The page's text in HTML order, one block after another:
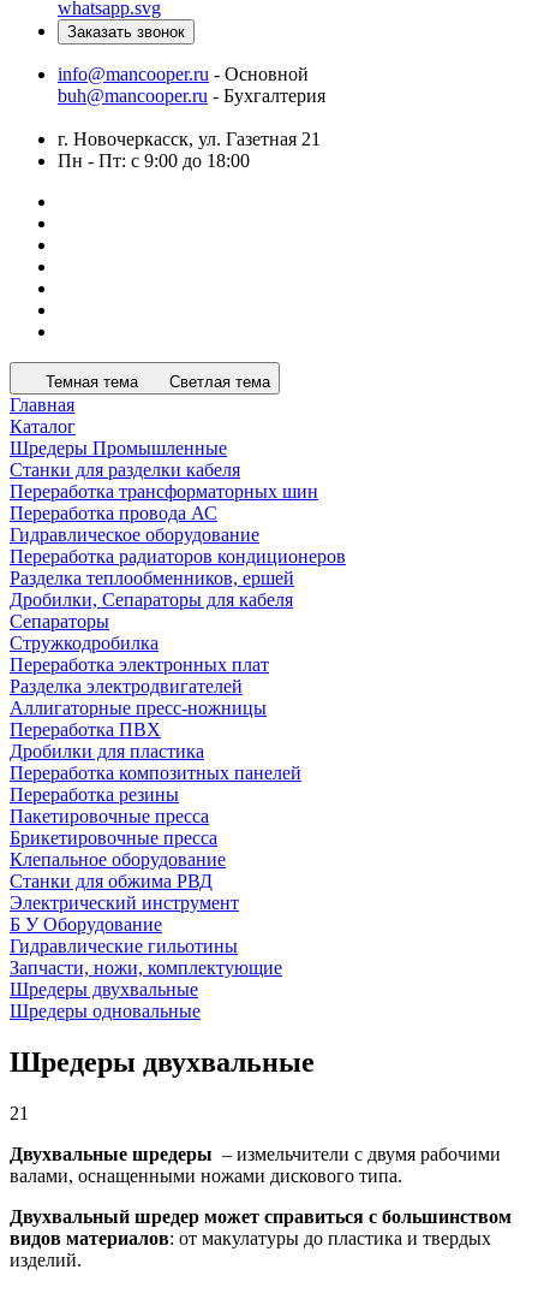
Заказать звонок
info@mancooper.ru - Основной
buh@mancooper.ru - Бухгалтерия
г. Новочеркасск, ул. Газетная 21
Пн - Пт: с 9:00 до 18:00
Темная тема Светлая тема
Главная
Каталог
Шредеры Промышленные
Станки для разделки кабеля
Переработка трансформаторных шин
Переработка провода АС
Гидравлическое оборудование
Переработка радиаторов кондиционеров
Разделка теплообменников, ершей
Дробилки, Сепараторы для кабеля
Сепараторы
Стружкодробилка
Переработка электронных плат
Разделка электродвигателей
Аллигаторные пресс-ножницы
Переработка ПВХ
Дробилки для пластика
Переработка композитных панелей
Переработка резины
Пакетировочные пресса
Брикетировочные пресса
Клепальное оборудование
Станки для обжима РВД
Электрический инструмент
Б У Оборудование
Гидравлические гильотины
Запчасти, ножи, комплектующие
Шредеры двухвальные
Шредеры одновальные
Шредеры двухвальные
21
Двухвальные шредеры – измельчители с двумя рабочими
валами, оснащенными ножами дискового типа.
Двухвальный шредер может справиться с большинством
видов материалов: от макулатуры до пластика и твердых
изделий.